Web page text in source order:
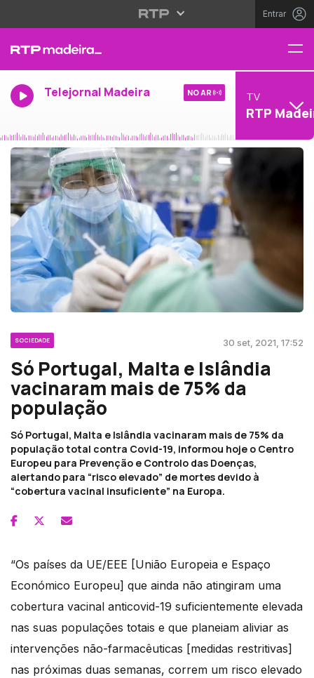
Entrar
Telejornal Madeira NO AR TV
RTP
SOCIEDADE 30 set, 2021, 17:52
Só Portugal, Malta e Islândia
vacinaram mais de 75% da
população
Só Portugal, Malta e Islândia vacinaram mais de 75% da
população total contra Covid-19, informou hoje o Centro
Europeu para Prevenção e Controlo das Doenças,
alertando para “risco elevado” de mortes devido à
“cobertura vacinal insuficiente” na Europa.
“Os países da UE/EEE [União Europeia e Espaço
Económico Europeu] que ainda não atingiram uma
cobertura vacinal anticovid-19 suficientemente elevada
nas suas populações totais e que planeiam aliviar as
intervenções não-farmacêuticas [medidas restritivas]
nas próximas duas semanas, correm um risco elevado